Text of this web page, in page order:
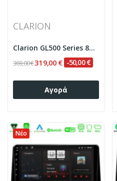
CLARION
Clarion GL500 Series 8Core Android ClarionOS...
369,00 €319,00 € -50,00 €
Αγορά
Νέο